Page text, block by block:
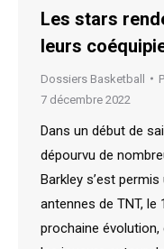
Les stars
leurs
Dossiers Basketball
7 décembre 2022
Dans un début de
dépourvu de
Barkley s’est
antennes de TNT, le
prochaine évolution,